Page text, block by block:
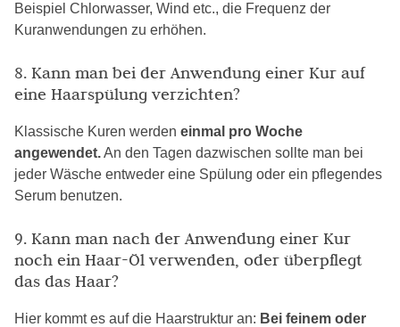
Beispiel Chlorwasser, Wind etc., die Frequenz der
Kuranwendungen zu erhöhen.
8. Kann man bei der Anwendung einer Kur auf
eine Haarspülung verzichten?
Klassische Kuren werden einmal pro Woche
angewendet.An den Tagen dazwischen sollte man bei
jeder Wäsche entweder eine Spülung oder ein pflegendes
Serum benutzen.
9. Kann man nach der Anwendung einer Kur
noch ein Haar-Öl verwenden, oder überpflegt
das das Haar?
Hier kommt es auf die Haarstruktur an: Bei feinem oder